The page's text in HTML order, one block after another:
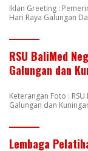
Iklan Greeting :
Hari Raya Galungan
RSU BaliMed
Galungan dan
Keterangan Foto :
Galungan dan
Lembaga